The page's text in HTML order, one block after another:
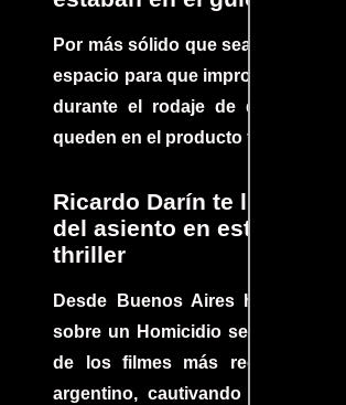
Por más sólido que sea un guión
espacio para que improvisaciones
durante el rodaje de
queden en el producto final.
Ricardo Darín te llevará al
del asiento en este
thriller
Desde Buenos Aires hasta el
sobre un Homicidio se ha
de los filmes más
argentino, cautivando audiencias